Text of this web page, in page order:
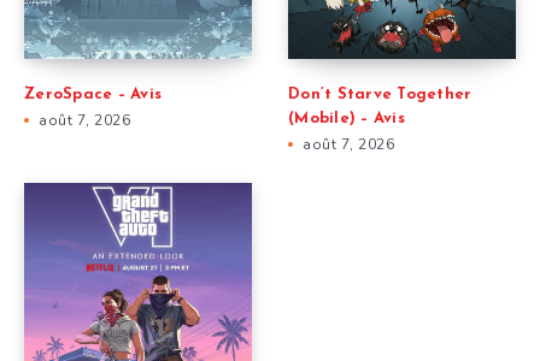
ZeroSpace – Avis
août 7, 2026
Don’t Starve Together
(Mobile) – Avis
août 7, 2026